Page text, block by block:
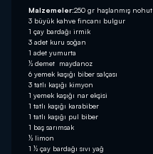
Malzemeler:250 gr haşlanmış nohut
3 büyük kahve fincanı bulgur
1 çay bardağı irmik
3 adet kuru soğan
1 adet yumurta
½ demet maydanoz
6 yemek kaşığı biber salçası
3 tatlı kaşığı kimyon
1 yemek kaşığı nar ekşisi
1 tatlı kaşığı karabiber
1 tatlı kaşığı pul biber
1 baş sarımsak
½ limon
1 ½ çay bardağı sıvı yağ